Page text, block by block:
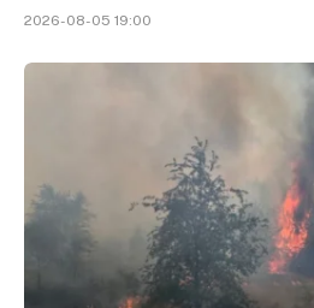
2026-08-05 19:00